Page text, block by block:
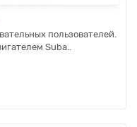
пользователей.
Suba..